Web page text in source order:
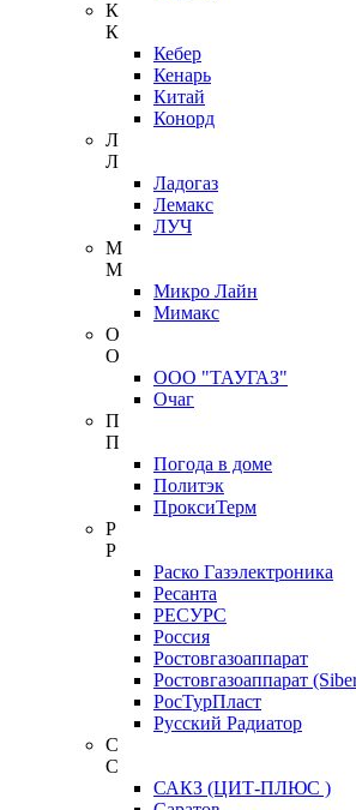
К
К
Кебер
Кенарь
Китай
Конорд
Л
Л
Ладогаз
Лемакс
ЛУЧ
М
М
Микро Лайн
Мимакс
О
О
ООО "ТАУГАЗ"
Очаг
П
П
Погода в доме
Политэк
ПроксиТерм
Р
Р
Раско Газэлектроника
Ресанта
РЕСУРС
Россия
Ростовгазоаппарат
Ростовгазоаппарат
РосТурПласт
Русский Радиатор
С
С
САКЗ (ЦИТ-ПЛЮС )